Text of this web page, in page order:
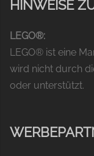
HINWEISE
LEGO®:
LEGO® ist eine
wird nicht durch
oder unterstützt.